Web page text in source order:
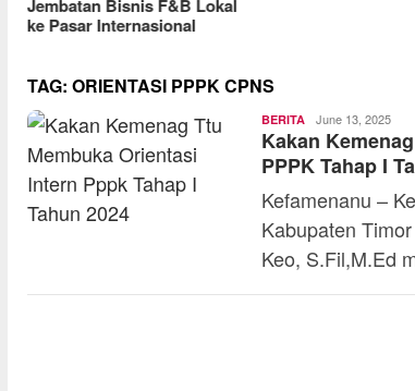
TAG: ORIENTASI PPPK CPNS
BERITA Vinsensius
Lopez
June 13, 2025
Kakan
PPPK Tahap I
Kefamenanu –
Kabupaten
Keo, S.Fil,M.Ed